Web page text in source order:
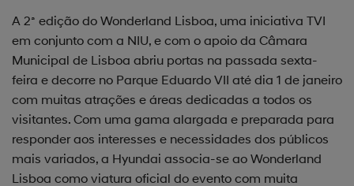
A 2ª edição do Wonderland Lisboa, uma iniciativa TVI
em conjunto com a NIU, e com o apoio da Câmara
Municipal de Lisboa abriu portas na passada sexta-
feira e decorre no Parque Eduardo VII até dia 1 de janeiro
com muitas atrações e áreas dedicadas a todos os
visitantes. Com uma gama alargada e preparada para
responder aos interesses e necessidades dos públicos
mais variados, a Hyundai associa-se ao Wonderland
Lisboa como viatura oficial do evento com muita